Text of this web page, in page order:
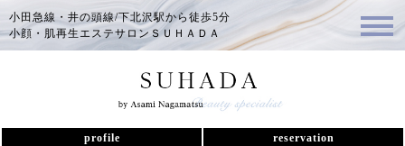
小田急線・井の頭線/下北沢駅から徒歩5分
小顔・肌再生エステサロンＳＵＨＡＤＡ
profile reservation